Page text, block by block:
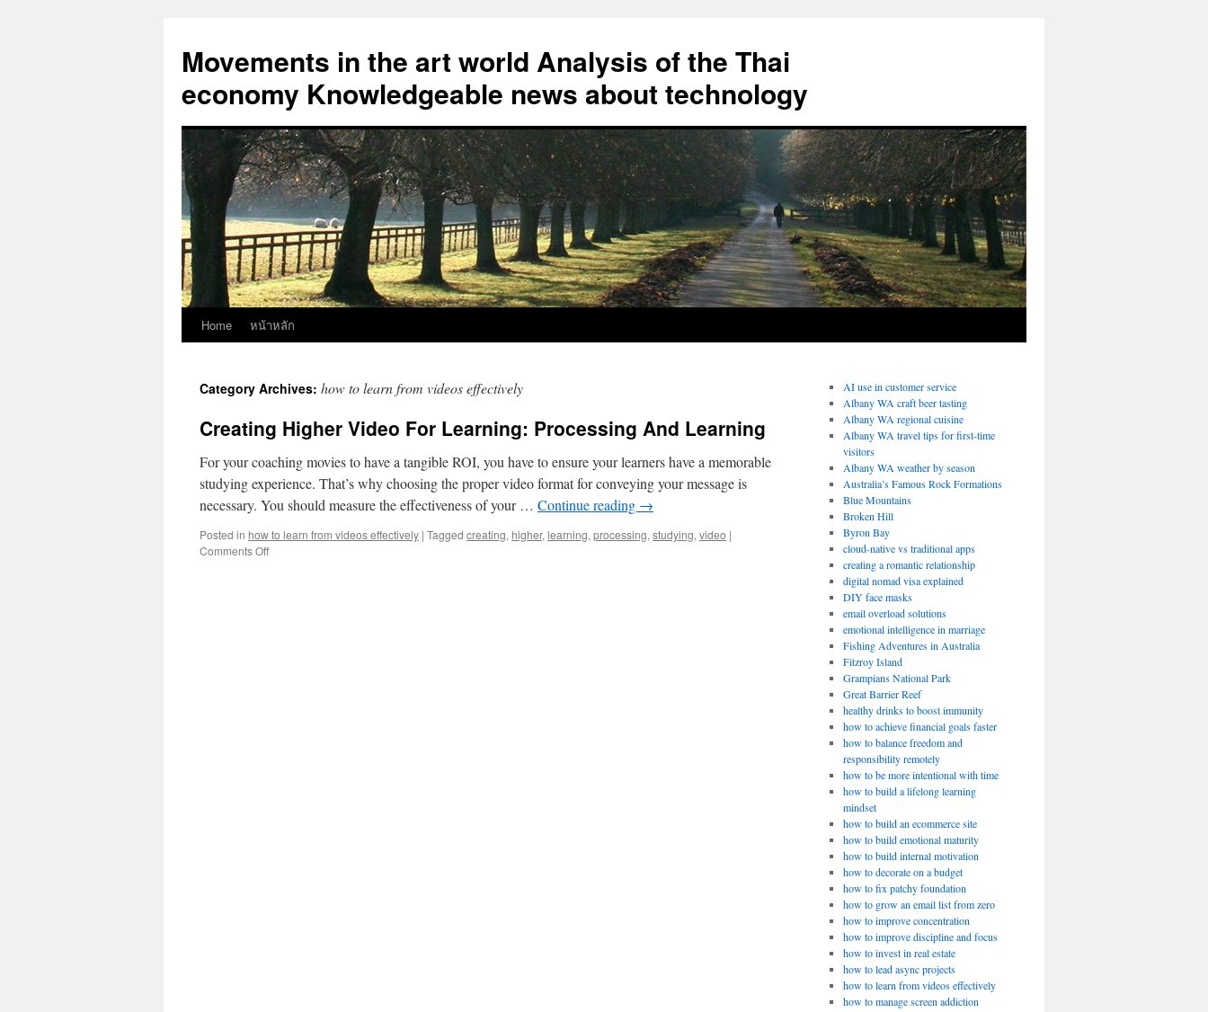
content
Movements in the art world Analysis of the Thai
economy Knowledgeable news about technology
Home หน้าหลัก
Category Archives: how to learn from videos effectively
Creating Higher Video For Learning: Processing And Learning
For your coaching movies to have a tangible ROI, you have to ensure your learners have a memorable
studying experience. That’s why choosing the proper video format for conveying your message is
necessary. You should measure the effectiveness of your … Continue reading →
Posted in how to learn from videos effectively | Tagged creating, higher, learning, processing, studying, video |
Comments Offon
AI use in customer service
Albany WA craft beer tasting
Albany WA regional cuisine
Albany WA travel tips for first-time
visitors
Albany WA weather by season
Australia’s Famous Rock Formations
Blue Mountains
Broken Hill
Byron Bay
cloud-native vs traditional apps
creating a romantic relationship
digital nomad visa explained
DIY face masks
email overload solutions
emotional intelligence in marriage
Fishing Adventures in Australia
Fitzroy Island
Grampians National Park
Great Barrier Reef
healthy drinks to boost immunity
how to achieve financial goals faster
how to balance freedom and
responsibility remotely
how to be more intentional with time
how to build a lifelong learning
mindset
how to build an ecommerce site
how to build emotional maturity
how to build internal motivation
how to decorate on a budget
how to fix patchy foundation
how to grow an email list from zero
how to improve concentration
how to improve discipline and focus
how to invest in real estate
how to lead async projects
how to learn from videos effectively
how to manage screen addiction